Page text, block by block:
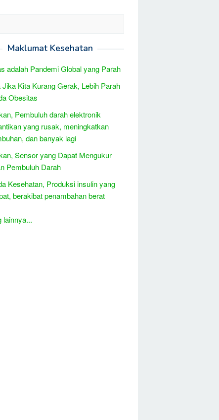
Maklumat Kesehatan
adalah Pandemi Global yang Parah
Jika Kita Kurang Gerak, Lebih Parah
Obesitas
Pembuluh darah elektronik
yang rusak, meningkatkan
dan banyak lagi
Sensor yang Dapat Mengukur
Pembuluh Darah
Kesehatan, Produksi insulin yang
berakibat penambahan berat